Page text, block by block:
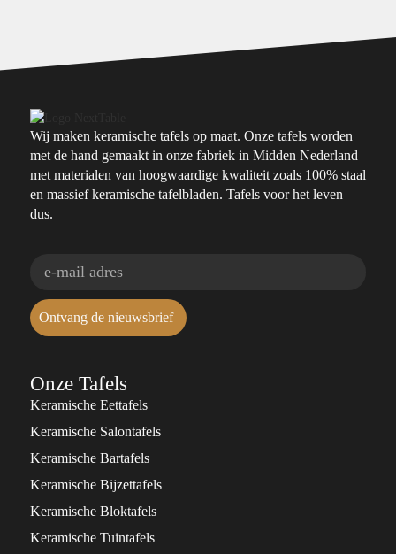
Ontvang de nieuwsbrief
Wij maken keramische tafels op maat. Onze tafels worden
met de hand gemaakt in onze fabriek in Midden Nederland
met materialen van hoogwaardige kwaliteit zoals 100% staal
en massief keramische tafelbladen. Tafels voor het leven
dus.
Onze Tafels
Keramische Eettafels
Keramische Salontafels
Keramische Bartafels
Keramische Bijzettafels
Keramische Bloktafels
Keramische Tuintafels